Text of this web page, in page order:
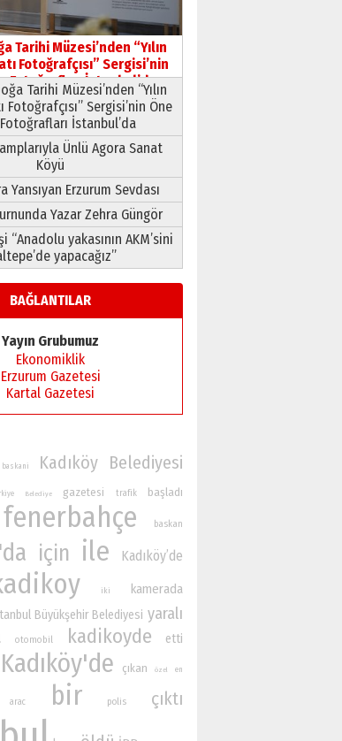
Yusuf POLAT
Şampiyonluk Sebahattin
Şirin’e yazar
11 Mayıs 2026 Pazartesi
Tarihi Müzesi’nden “Yılın
Fotoğrafçısı” Sergisi’nin
Fotoğrafları İstanbul’da
Tarihi Müzesi’nden “Yılın
Fotoğrafçısı” Sergisi’nin Öne
Fotoğrafları İstanbul’da
Ünlü Agora Sanat
Köyü
Yansıyan Erzurum Sevdası
Yazar Zehra Güngör
“Anadolu yakasının AKM’sini
yapacağız”
BAĞLANTILAR
Yayın Grubumuz
Ekonomiklik
Erzurum Gazetesi
Kartal Gazetesi
baskani Kadıköy Belediyesi
Belediye gazetesi trafik başladı
fenerbahçe baskan
için ile Kadıköy’de
iki kamerada
Büyükşehir Belediyesi yaralı
otomobil kadikoyde etti
Kadıköy'de çıkan özel en
arac bir polis çıktı